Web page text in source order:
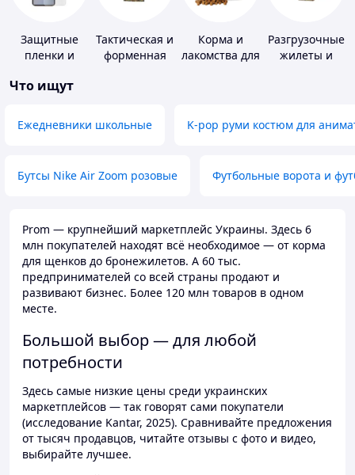
Защитные
пленки и
портативных
Тактическая и
форменная
Корма и
лакомства для
Разгрузочные
жилеты и
Что ищут
Ежедневники школьные K-pop руми костюм для
Бутсы Nike Air Zoom розовые Футбольные ворота и
Prom — крупнейший маркетплейс Украины. Здесь 6
млн покупателей находят всё необходимое — от корма
для щенков до бронежилетов. А 60 тыс.
предпринимателей со всей страны продают и
развивают бизнес. Более 120 млн товаров в одном
месте.
Большой выбор — для любой
потребности
Здесь самые низкие цены среди украинских
маркетплейсов — так говорят сами покупатели
(исследование Kantar, 2025). Сравнивайте предложения
от тысяч продавцов, читайте отзывы с фото и видео,
выбирайте лучшее.